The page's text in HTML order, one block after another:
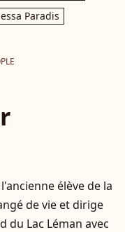
Paradis
élève de la
de vie et dirige
du Lac Léman avec